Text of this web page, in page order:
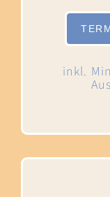
inkl.